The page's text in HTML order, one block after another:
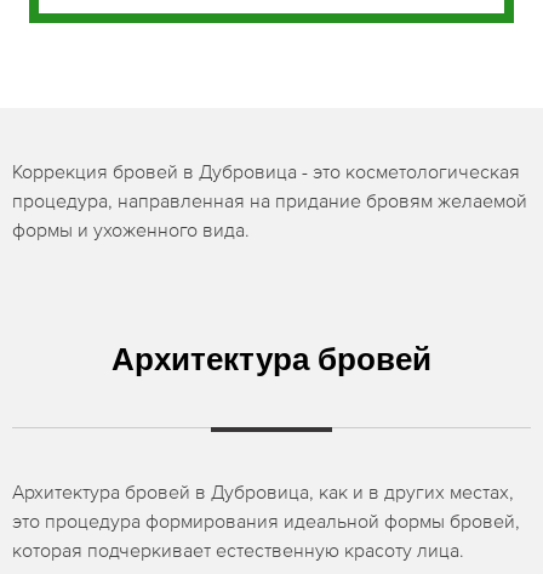
Коррекция бровей в Дубровица - это косметологическая
процедура, направленная на придание бровям желаемой
формы и ухоженного вида.
Архитектура бровей
Архитектура бровей в Дубровица, как и в других местах,
это процедура формирования идеальной формы бровей,
которая подчеркивает естественную красоту лица.